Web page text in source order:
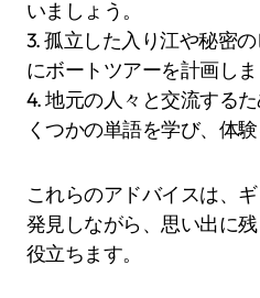
いましょう。
3. 孤立した入り江や秘密
にボートツアーを計画しま
4. 地元の人々と交流する
くつかの単語を学び、体
これらのアドバイスは、
発見しながら、思い出に
役立ちます。